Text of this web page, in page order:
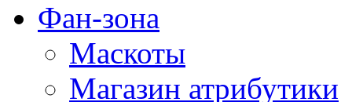
Фан-зона
Маскоты
Магазин атрибутики